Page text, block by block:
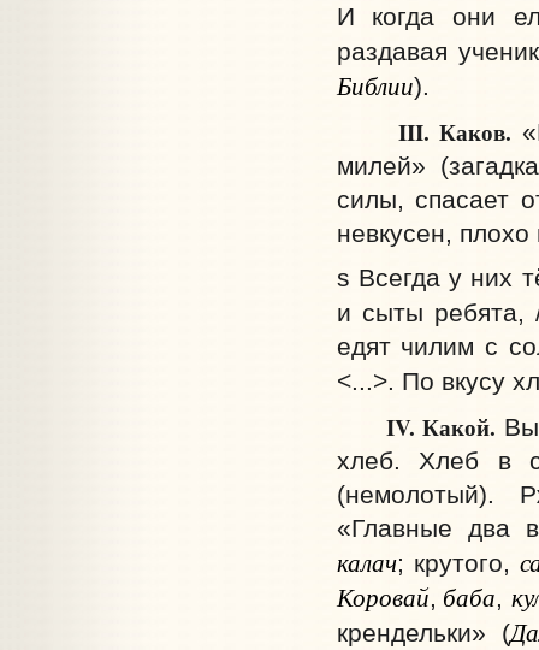
И когда они
раздавая
Библии).
III. Каков.
милей»
силы, спасает
невкусен, плохо
s Всегда у них
и сыты ребята,
едят чилим с
<...>. По вкусу
IV. Какой.
хлеб. Хлеб в
(немолотый).
«Главные два
калач; крутого,
Коровай, баба,
крендельки» (